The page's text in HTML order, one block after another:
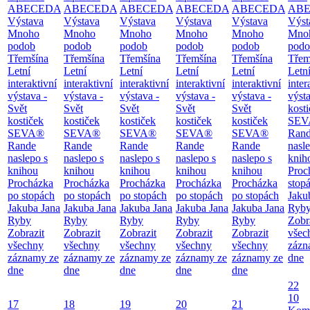
ABECEDA
Výstava
Mnoho
podob
Třemšína
Letní
interaktivní
výstava -
Svět
kostiček
SEVA®
Rande
naslepo s
knihou
Procházka
po stopách
Jakuba Jana
Ryby
Zobrazit
všechny
záznamy ze
dne
ABECEDA
Výstava
Mnoho
podob
Třemšína
Letní
interaktivní
výstava -
Svět
kostiček
SEVA®
Rande
naslepo s
knihou
Procházka
po stopách
Jakuba Jana
Ryby
Zobrazit
všechny
záznamy ze
dne
ABECEDA
Výstava
Mnoho
podob
Třemšína
Letní
interaktivní
výstava -
Svět
kostiček
SEVA®
Rande
naslepo s
knihou
Procházka
po stopách
Jakuba Jana
Ryby
Zobrazit
všechny
záznamy ze
dne
ABECEDA
Výstava
Mnoho
podob
Třemšína
Letní
interaktivní
výstava -
Svět
kostiček
SEVA®
Rande
naslepo s
knihou
Procházka
po stopách
Jakuba Jana
Ryby
Zobrazit
všechny
záznamy ze
dne
ABECEDA
Výstava
Mnoho
podob
Třemšína
Letní
interaktivní
výstava -
Svět
kostiček
SEVA®
Rande
naslepo s
knihou
Procházka
po stopách
Jakuba Jana
Ryby
Zobrazit
všechny
záznamy ze
dne
Letní
dne
17
18
19
20
21
22
10